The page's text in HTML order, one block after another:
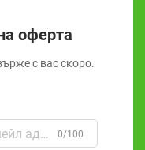
оферта
с вас скоро.
0/100